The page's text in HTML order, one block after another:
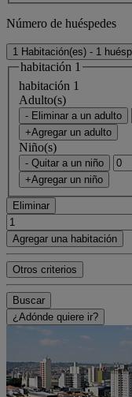
Número de huéspedes
1 Habitación(es) - 1
habitación 1
habitación 1
Adulto(s)
- Eliminar a un adulto
+Agregar un adulto
Niño(s)
- Quitar a un niño
+Agregar un niño
Eliminar
Agregar una habitación
Otros criterios
Buscar
¿Adónde quiere ir?